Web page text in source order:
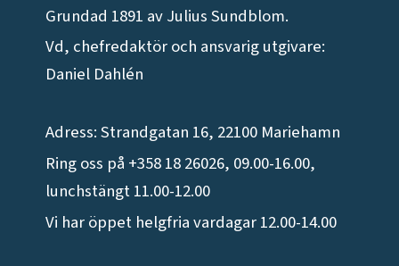
Grundad 1891 av Julius Sundblom.
Vd, chefredaktör och ansvarig utgivare:
Daniel Dahlén
Adress: Strandgatan 16, 22100 Mariehamn
Ring oss på +358 18 26026, 09.00-16.00,
lunchstängt 11.00-12.00
Vi har öppet helgfria vardagar 12.00-14.00